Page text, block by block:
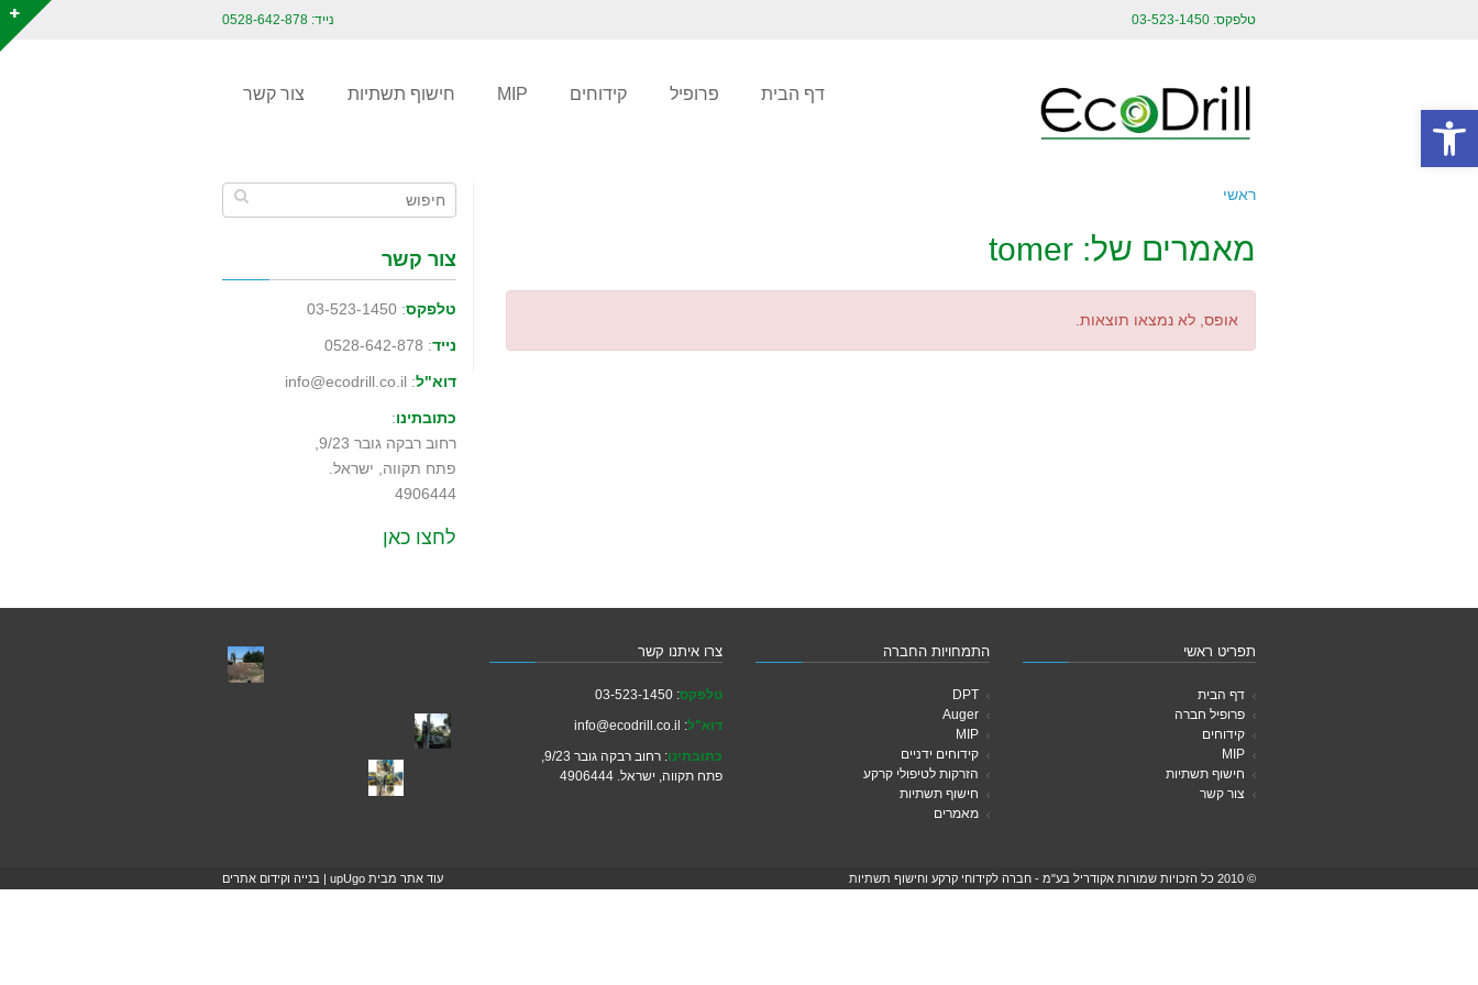
פתח סרגל נגישות
טלפקס: 03-523-1450 נייד: 0528-642-878
דף הבית פרופיל קידוחים MIP חישוף תשתיות צור קשר
ראשי
מאמרים של: tomer
אופס, לא נמצאו תוצאות.
צור קשר
טלפקס: 03-523-1450
נייד: 0528-642-878
דוא"ל: info@ecodrill.co.il
כתובתינו:
רחוב רבקה גובר 9/23,
פתח תקווה, ישראל.
4906444
לחצו כאן
תפריט ראשי
דף הבית
פרופיל חברה
קידוחים
MIP
חישוף תשתיות
צור קשר
התמחויות החברה
DPT
Auger
MIP
קידוחים ידניים
הזרקות לטיפולי קרקע
חישוף תשתיות
מאמרים
צרו איתנו קשר
טלפקס: 03-523-1450
דוא"ל: info@ecodrill.co.il
כתובתינו: רחוב רבקה גובר 9/23,
פתח תקווה, ישראל. 4906444
© 2010 כל הזכויות שמורות אקודריל בע"מ - חברה לקידוחי קרקע וחישוף תשתיות עוד אתר מבית upUgo | בנייה וקידום אתרים